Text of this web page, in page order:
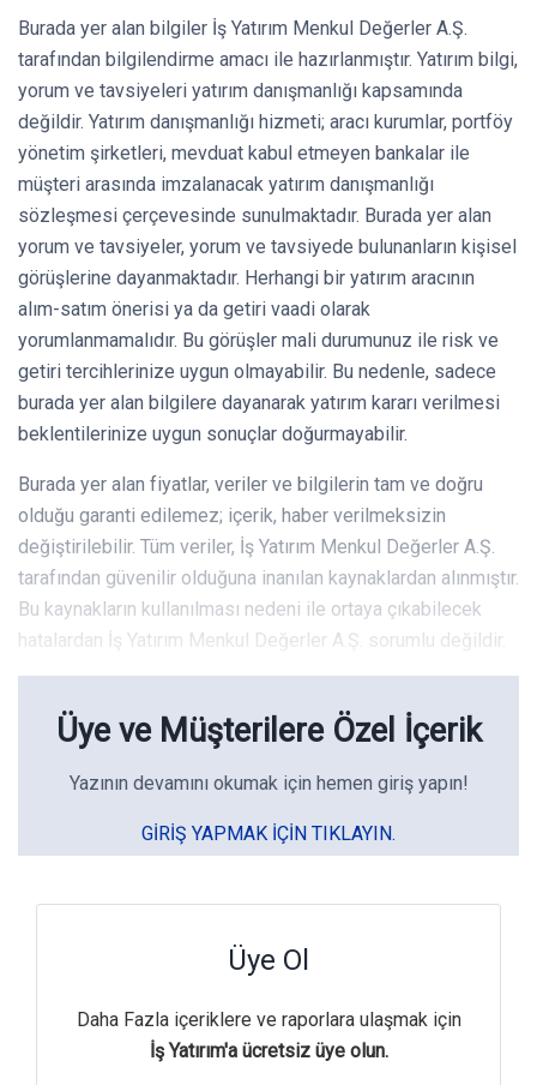
Burada yer alan bilgiler İş Yatırım Menkul Değerler A.Ş.
tarafından bilgilendirme amacı ile hazırlanmıştır. Yatırım bilgi,
yorum ve tavsiyeleri yatırım danışmanlığı kapsamında
değildir. Yatırım danışmanlığı hizmeti; aracı kurumlar, portföy
yönetim şirketleri, mevduat kabul etmeyen bankalar ile
müşteri arasında imzalanacak yatırım danışmanlığı
sözleşmesi çerçevesinde sunulmaktadır. Burada yer alan
yorum ve tavsiyeler, yorum ve tavsiyede bulunanların kişisel
görüşlerine dayanmaktadır. Herhangi bir yatırım aracının
alım-satım önerisi ya da getiri vaadi olarak
yorumlanmamalıdır. Bu görüşler mali durumunuz ile risk ve
getiri tercihlerinize uygun olmayabilir. Bu nedenle, sadece
burada yer alan bilgilere dayanarak yatırım kararı verilmesi
beklentilerinize uygun sonuçlar doğurmayabilir.
Burada yer alan fiyatlar, veriler ve bilgilerin tam ve doğru
olduğu garanti edilemez; içerik, haber verilmeksizin
değiştirilebilir. Tüm veriler, İş Yatırım Menkul Değerler A.Ş.
tarafından güvenilir olduğuna inanılan kaynaklardan alınmıştır.
Bu kaynakların kullanılması nedeni ile ortaya çıkabilecek
hatalardan İş Yatırım Menkul Değerler A.Ş. sorumlu değildir.
Üye ve Müşterilere Özel İçerik
Yazının devamını okumak için hemen giriş yapın!
GIRIŞ YAPMAK IÇIN TIKLAYIN.
Üye Ol
Daha Fazla içeriklere ve raporlara ulaşmak için
İş Yatırım'a ücretsiz üye olun.